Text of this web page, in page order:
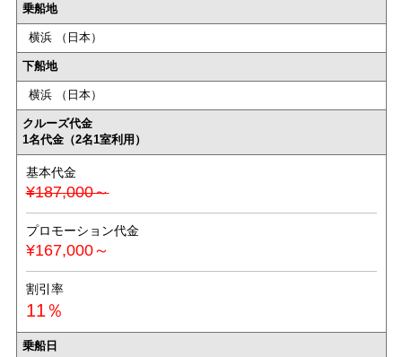
乗船地
横浜 （日本）
下船地
横浜 （日本）
クルーズ代金
1名代金（2名1室利用）
基本代金
¥187,000～
プロモーション代金
¥167,000～
割引率
11％
乗船日